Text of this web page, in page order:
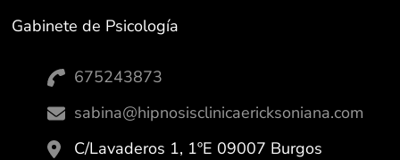
Gabinete de Psicología
675243873
sabina@hipnosisclinicaericksoniana.com
C/Lavaderos 1, 1ºE 09007 Burgos